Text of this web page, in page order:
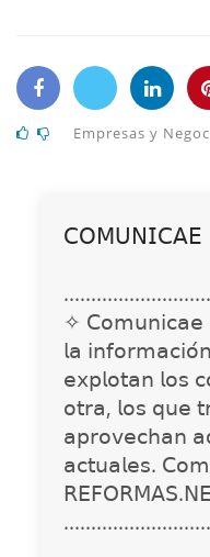
Empresas y
𝖢𝖮𝖬𝖴𝖭𝖨𝖢𝖠𝖤
✧ 𝖢𝗈𝗆𝗎𝗇𝗂𝖼𝖺𝖾
𝗅𝖺
𝖾𝗑𝗉𝗅𝗈𝗍𝖺𝗇 𝗅𝗈𝗌
𝗈𝗍𝗋𝖺, 𝗅𝗈𝗌 𝗊𝗎𝖾
𝖺𝗉𝗋𝗈𝗏𝖾𝖼𝗁𝖺𝗇
𝖺𝖼𝗍𝗎𝖺𝗅𝖾𝗌.